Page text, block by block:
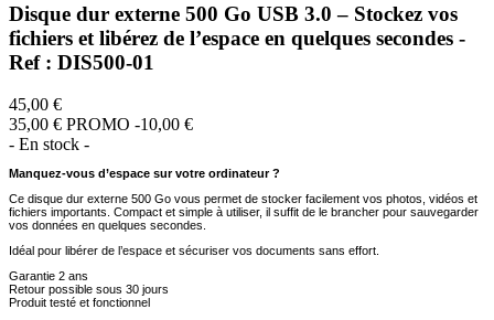
Disque dur externe 500 Go USB 3.0 – Stockez vos
fichiers et libérez de l’espace en quelques secondes -
Ref : DIS500-01
45,00 €
35,00 € PROMO -10,00 €
- En stock -
Manquez-vous d’espace sur votre ordinateur ?
Ce disque dur externe 500 Go vous permet de stocker facilement vos photos, vidéos et
fichiers importants. Compact et simple à utiliser, il suffit de le brancher pour sauvegarder
vos données en quelques secondes.
Idéal pour libérer de l’espace et sécuriser vos documents sans effort.
Garantie 2 ans
Retour possible sous 30 jours
Produit testé et fonctionnel